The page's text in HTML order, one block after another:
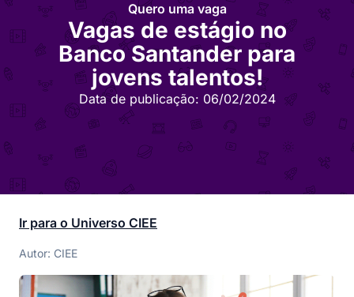
Quero uma vaga
Vagas de estágio no
Banco Santander para
jovens talentos!
Data de publicação: 06/02/2024
Ir para o Universo CIEE
Autor: CIEE